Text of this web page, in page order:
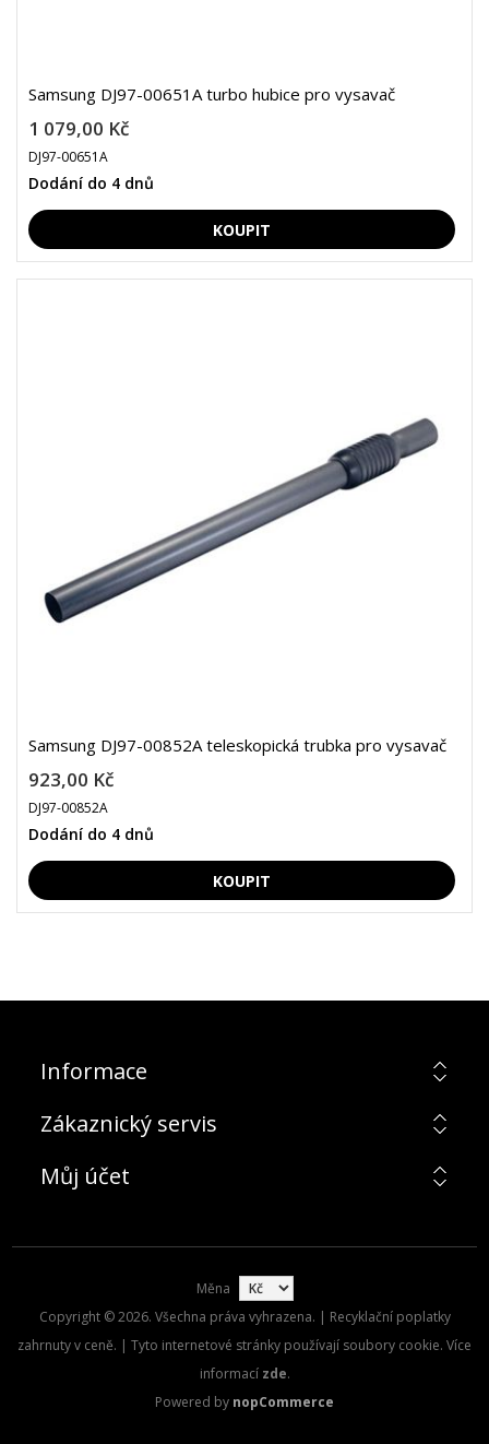
Samsung DJ97-00651A turbo hubice pro vysavač
1 079,00 Kč
DJ97-00651A
Dodání do 4 dnů
Samsung DJ97-00852A teleskopická trubka pro vysavač
923,00 Kč
DJ97-00852A
Dodání do 4 dnů
Informace
Zákaznický servis
Můj účet
Měna
Copyright © 2026. Všechna práva vyhrazena. | Recyklační poplatky
zahrnuty v ceně. | Tyto internetové stránky používají soubory cookie. Více
informací zde.
Powered by nopCommerce